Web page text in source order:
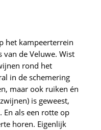
het kampeerterrein
van de Veluwe. Wist
rond het
in de schemering
maar ook ruiken én
is geweest,
als een rotte op
horen. Eigenlijk